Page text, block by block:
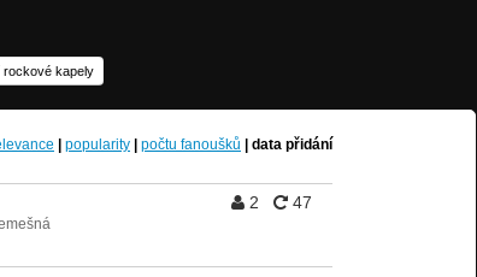
rockové kapely
popularity počtu fanoušků data přidání
2 47